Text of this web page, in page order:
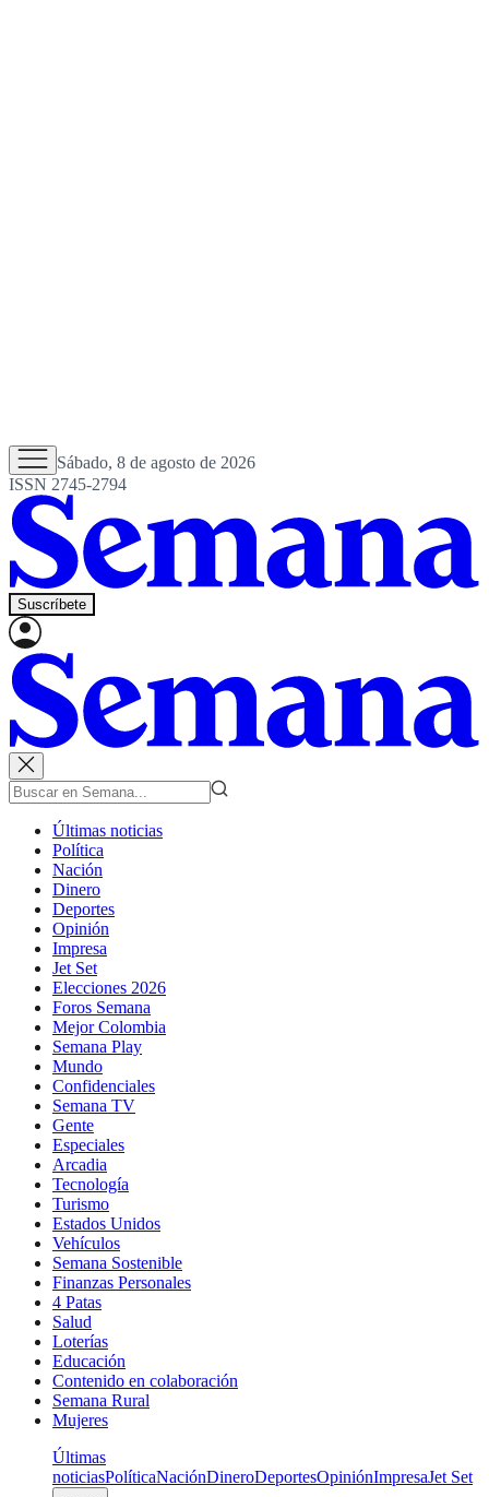
Sábado, 8 de agosto de 2026
ISSN 2745-2794
Suscríbete
Últimas noticias
Política
Nación
Dinero
Deportes
Opinión
Impresa
Jet Set
Elecciones 2026
Foros Semana
Mejor Colombia
Semana Play
Mundo
Confidenciales
Semana TV
Gente
Especiales
Arcadia
Tecnología
Turismo
Estados Unidos
Vehículos
Semana Sostenible
Finanzas Personales
4 Patas
Salud
Loterías
Educación
Contenido en colaboración
Semana Rural
Mujeres
Últimas
noticiasPolíticaNaciónDineroDeportesOpiniónImpresaJet Set